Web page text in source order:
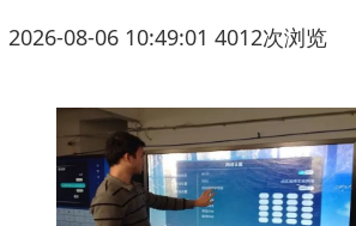
2026-08-06 10:49:01 4012次浏览